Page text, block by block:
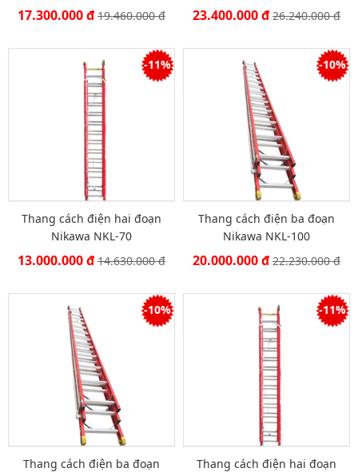
17.300.000 đ19.460.000 đ 23.400.000 đ26.240.000 đ
-11%
Thang cách điện hai đoạn
Nikawa NKL-70
13.000.000 đ14.630.000 đ
-10%
Thang cách điện ba đoạn
Nikawa NKL-100
20.000.000 đ22.230.000 đ
-10%
Thang cách điện ba đoạn
-11%
Thang cách điện hai đoạn